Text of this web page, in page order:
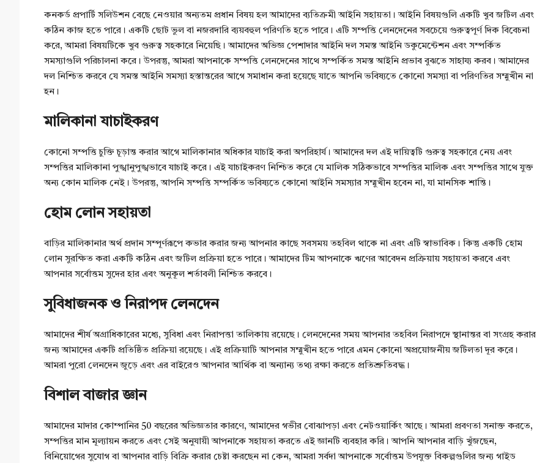
কনকর্ড প্রপার্টি সলিউশন বেছে নেওয়ার অন্যতম প্রধান বিষয় হল আমাদের ব্যতিক্রমী আইনি সহায়তা। আইনি বিষয়গুলি একটি খুব জটিল এবং
কঠিন কাজ হতে পারে। একটি ছোট ভুল বা নজরদারি ব্যয়বহুল পরিণতি হতে পারে। এটি সম্পত্তি লেনদেনের সবচেয়ে গুরুত্বপূর্ণ দিক বিবেচনা
করে, আমরা বিষয়টিকে খুব গুরুত্ব সহকারে নিয়েছি। আমাদের অভিজ্ঞ পেশাদার আইনি দল সমস্ত আইনি ডকুমেন্টেশন এবং সম্পর্কিত
সমস্যাগুলি পরিচালনা করে। উপরন্তু, আমরা আপনাকে সম্পত্তি লেনদেনের সাথে সম্পর্কিত সমস্ত আইনি প্রভাব বুঝতে সাহায্য করব। আমাদের
দল নিশ্চিত করবে যে সমস্ত আইনি সমস্যা হস্তান্তরের আগে সমাধান করা হয়েছে যাতে আপনি ভবিষ্যতে কোনো সমস্যা বা পরিণতির সম্মুখীন না
হন।
মালিকানা যাচাইকরণ
কোনো সম্পত্তি চুক্তি চূড়ান্ত করার আগে মালিকানার অধিকার যাচাই করা অপরিহার্য। আমাদের দল এই দায়িত্বটি গুরুত্ব সহকারে নেয় এবং
সম্পত্তির মালিকানা পুঙ্খানুপুঙ্খভাবে যাচাই করে। এই যাচাইকরণ নিশ্চিত করে যে মালিক সঠিকভাবে সম্পত্তির মালিক এবং সম্পত্তির সাথে যুক্ত
অন্য কোন মালিক নেই। উপরন্তু, আপনি সম্পত্তি সম্পর্কিত ভবিষ্যতে কোনো আইনি সমস্যার সম্মুখীন হবেন না, যা মানসিক শান্তি।
হোম লোন সহায়তা
বাড়ির মালিকানার অর্থ প্রদান সম্পূর্ণরূপে কভার করার জন্য আপনার কাছে সবসময় তহবিল থাকে না এবং এটি স্বাভাবিক। কিন্তু একটি হোম
লোন সুরক্ষিত করা একটি কঠিন এবং জটিল প্রক্রিয়া হতে পারে। আমাদের টিম আপনাকে ঋণের আবেদন প্রক্রিয়ায় সহায়তা করবে এবং
আপনার সর্বোত্তম সুদের হার এবং অনুকূল শর্তাবলী নিশ্চিত করবে।
সুবিধাজনক ও নিরাপদ লেনদেন
আমাদের শীর্ষ অগ্রাধিকারের মধ্যে, সুবিধা এবং নিরাপত্তা তালিকায় রয়েছে। লেনদেনের সময় আপনার তহবিল নিরাপদে স্থানান্তর বা সংগ্রহ করার
জন্য আমাদের একটি প্রতিষ্ঠিত প্রক্রিয়া রয়েছে। এই প্রক্রিয়াটি আপনার সম্মুখীন হতে পারে এমন কোনো অপ্রয়োজনীয় জটিলতা দূর করে।
আমরা পুরো লেনদেন জুড়ে এবং এর বাইরেও আপনার আর্থিক বা অন্যান্য তথ্য রক্ষা করতে প্রতিশ্রুতিবদ্ধ।
বিশাল বাজার জ্ঞান
আমাদের মাদার কোম্পানির 50 বছরের অভিজ্ঞতার কারণে, আমাদের গভীর বোঝাপড়া এবং নেটওয়ার্কিং আছে। আমরা প্রবণতা সনাক্ত করতে,
সম্পত্তির মান মূল্যায়ন করতে এবং সেই অনুযায়ী আপনাকে সহায়তা করতে এই জ্ঞানটি ব্যবহার করি। আপনি আপনার বাড়ি খুঁজছেন,
বিনিয়োগের সুযোগ বা আপনার বাড়ি বিক্রি করার চেষ্টা করছেন না কেন, আমরা সর্বদা আপনাকে সর্বোত্তম উপযুক্ত বিকল্পগুলির জন্য গাইড